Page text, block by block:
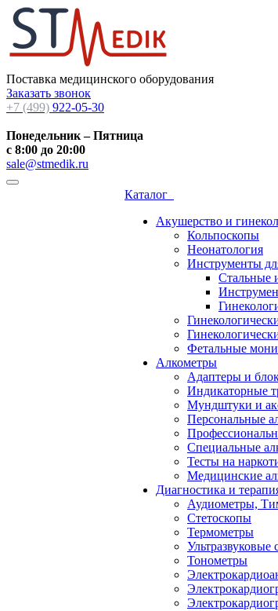
Поставка медицинского оборудования
Заказать звонок
+7 (499) 922-05-30
Понедельник – Пятница
с 8:00 до 20:00
sale@stmedik.ru
Каталог
Акушерство и
Кольпоскопы
Неонатология
Инструменты
Стальные
Фетальные
Алкометры
Адаптеры и
Индикаторные
Мундштуки и
Персональные
Специальные
Тесты на
Медицинские
Диагностика и
Аудиометры,
Стетоскопы
Термометры
Ультразвуковые
Тонометры